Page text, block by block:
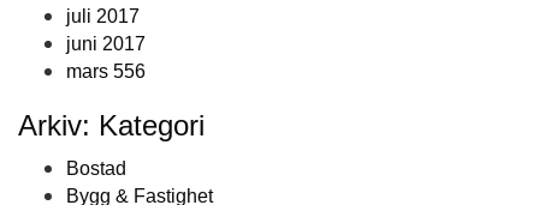
juli 2017
juni 2017
mars 556
Arkiv: Kategori
Bostad
Bygg & Fastighet